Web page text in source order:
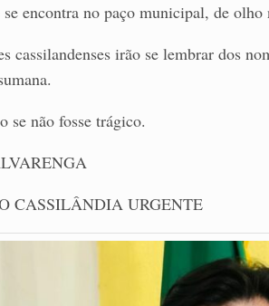
encontra no paço municipal, de
cassilandenses irão se lembrar dos
se não fosse trágico.
CASSILÂNDIA URGENTE